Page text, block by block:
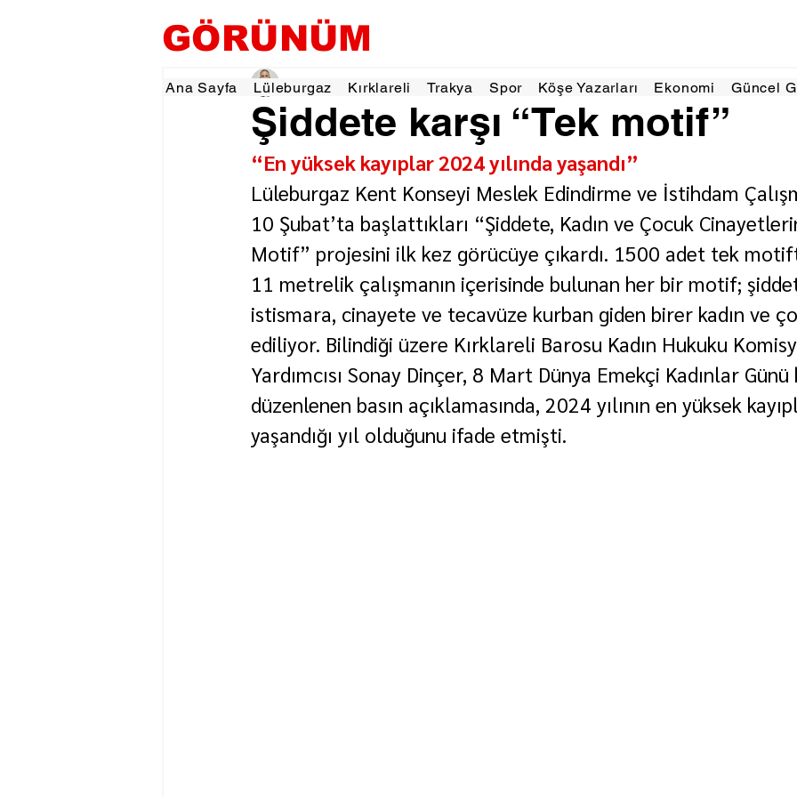
GÖRÜNÜM
Ana Sayfa Lüleburgaz Kırklareli Trakya Spor Köşe Yazarları Ekonomi Güncel
Şiddete karşı “Tek motif”
Hamza Dalgıç 11 Mar 20251 dakikada okunur
“En yüksek kayıplar 2024 yılında yaşandı”
Lüleburgaz Kent Konseyi Meslek Edindirme ve İstihdam
10 Şubat’ta başlattıkları “Şiddete, Kadın ve Çocuk
Motif” projesini ilk kez görücüye çıkardı. 1500 adet tek
11 metrelik çalışmanın içerisinde bulunan her bir motif;
istismara, cinayete ve tecavüze kurban giden birer kadın ve
ediliyor. Bilindiği üzere Kırklareli Barosu Kadın Hukuku
Yardımcısı Sonay Dinçer, 8 Mart Dünya Emekçi Kadınlar
düzenlenen basın açıklamasında, 2024 yılının en yüksek
yaşandığı yıl olduğunu ifade etmişti.